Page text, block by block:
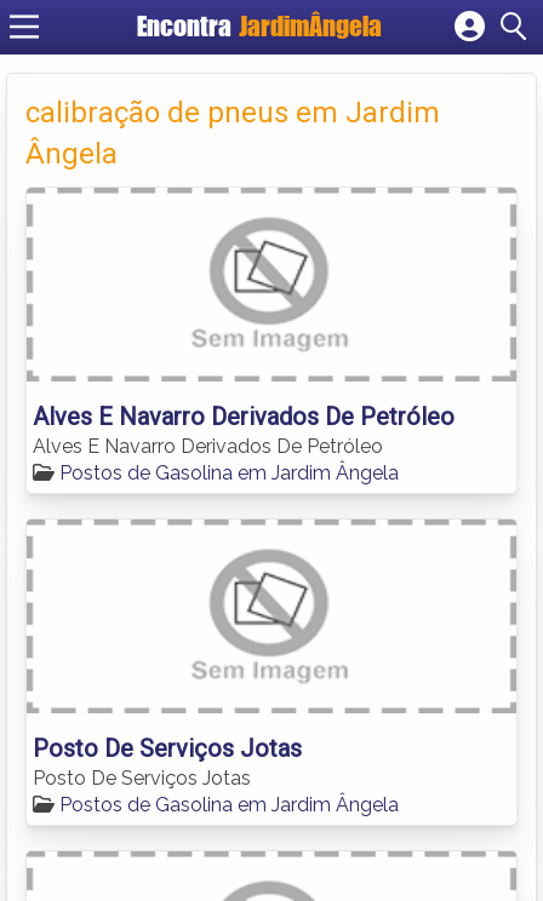
EncontraJardimÂngela
Cadastrar empresa
Criar conta
calibração de pneus em Jardim
Ângela
Alves E Navarro Derivados De Petróleo
Alves E Navarro Derivados De Petróleo
Postos de Gasolina em Jardim Ângela
Posto De Serviços Jotas
Posto De Serviços Jotas
Postos de Gasolina em Jardim Ângela